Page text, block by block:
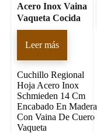
Acero Inox Vaina
Vaqueta Cocida
Leer más
Cuchillo Regional
Hoja Acero Inox
Schmieden 14 Cm
Encabado En Madera
Con Vaina De Cuero
Vaqueta